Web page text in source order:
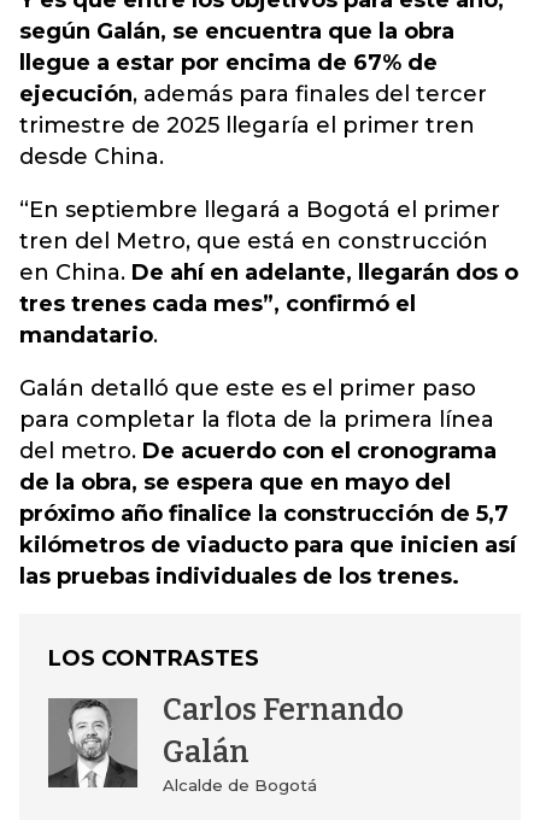
según Galán, se encuentra que la obra
llegue a estar por encima de 67% de
ejecución, además para finales del tercer
trimestre de 2025 llegaría el primer tren
desde China.
“En septiembre llegará a Bogotá el primer
tren del Metro, que está en construcción
en China. De ahí en adelante, llegarán dos o
tres trenes cada mes”, confirmó el
mandatario.
Galán detalló que este es el primer paso
para completar la flota de la primera línea
del metro. De acuerdo con el cronograma
de la obra, se espera que en mayo del
próximo año finalice la construcción de 5,7
kilómetros de viaducto para que inicien así
las pruebas individuales de los trenes.
LOS CONTRASTES
Carlos Fernando
Galán
Alcalde de Bogotá